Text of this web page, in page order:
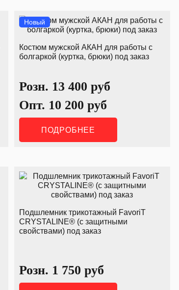
Новый
Костюм мужской АКАН для работы с
болгаркой (куртка, брюки) под заказ
Розн. 13 400 руб
Опт. 10 200 руб
ПОДРОБНЕЕ
Подшлемник трикотажный FavoriT
CRYSTALINE® (с защитными
свойствами) под заказ
Розн. 1 750 руб